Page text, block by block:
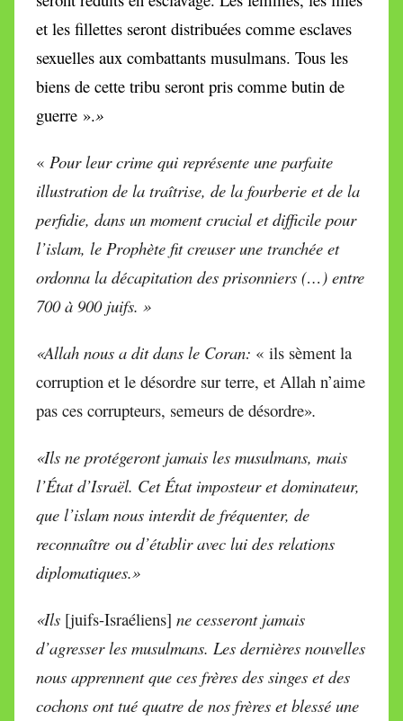
et les fillettes seront distribuées comme esclaves
sexuelles aux combattants musulmans. Tous les
biens de cette tribu seront pris comme butin de
guerre ».»
« Pour leur crime qui représente une parfaite
illustration de la traîtrise, de la fourberie et de la
perfidie, dans un moment crucial et difficile pour
l’islam, le Prophète fit creuser une tranchée et
ordonna la décapitation des prisonniers (…) entre
700 à 900 juifs. »
«Allah nous a dit dans le Coran: « ils sèment la
corruption et le désordre sur terre, et Allah n’aime
pas ces corrupteurs, semeurs de désordre».
«Ils ne protégeront jamais les musulmans, mais
l’État d’Israël. Cet État imposteur et dominateur,
que l’islam nous interdit de fréquenter, de
reconnaître ou d’établir avec lui des relations
diplomatiques.»
«Ils [juifs-Israéliens] ne cesseront jamais
d’agresser les musulmans. Les dernières nouvelles
nous apprennent que ces frères des singes et des
cochons ont tué quatre de nos frères et blessé une